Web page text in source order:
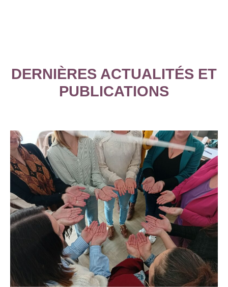
DERNIÈRES ACTUALITÉS ET
PUBLICATIONS